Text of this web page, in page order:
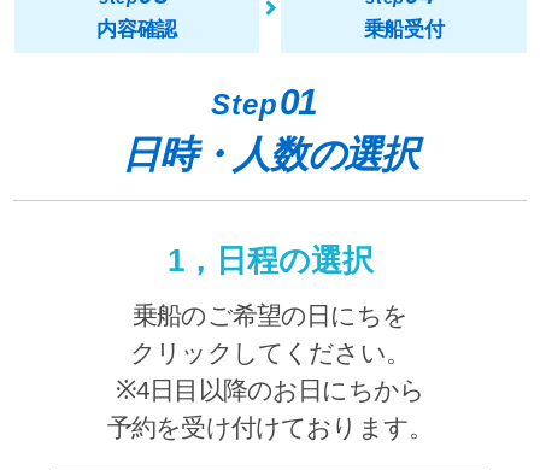
内容確認 乗船受付
Step01
日時・人数の選択
1，日程の選択
乗船のご希望の日にちを
クリックしてください。
※4日目以降のお日にちから
予約を受け付けております。